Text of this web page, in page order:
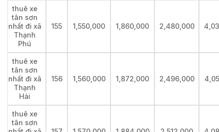
thuê xe
tân sơn
nhất đi xã
Thạnh
Phú
155 1,550,000 1,860,000 2,480,000
thuê xe
tân sơn
nhất đi xã
Thạnh
Hải
156 1,560,000 1,872,000 2,496,000
thuê xe
tân sơn